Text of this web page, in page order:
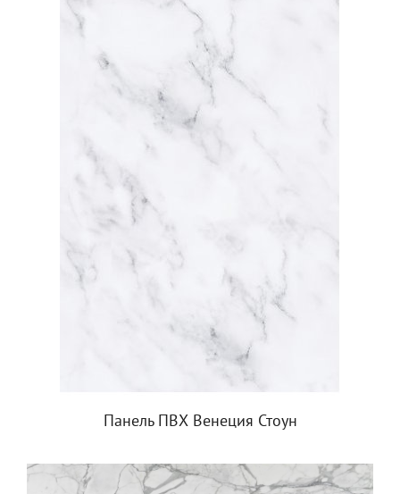
Панель ПВХ Венеция Стоун